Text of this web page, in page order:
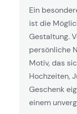
Ein
ist die
Gestaltung.
persönliche
Motiv, das
Hochzeiten,
Geschenk
einem